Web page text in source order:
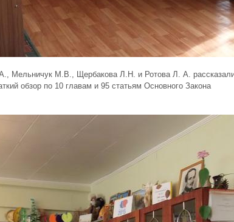
Мельничук М.В., Щербакова Л.Н. и Ротова Л. А.
обзор по 10 главам и 95 статьям Основного Закона